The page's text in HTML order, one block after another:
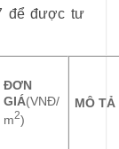
để được tư
ĐƠN
GIÁ(VNĐ/
m2)
MÔ TẢ